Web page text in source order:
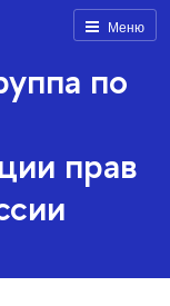
Меню
по
прав